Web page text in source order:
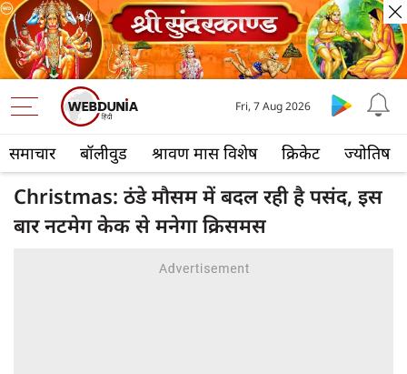
समाचार बॉलीवुड श्रावण मास विशेष क्रिकेट ज्योतिष
Fri, 7 Aug 2026
Christmas: ठंडे मौसम में बदल रही है पसंद, इस
बार नटमेग केक से मनेगा क्रिसमस